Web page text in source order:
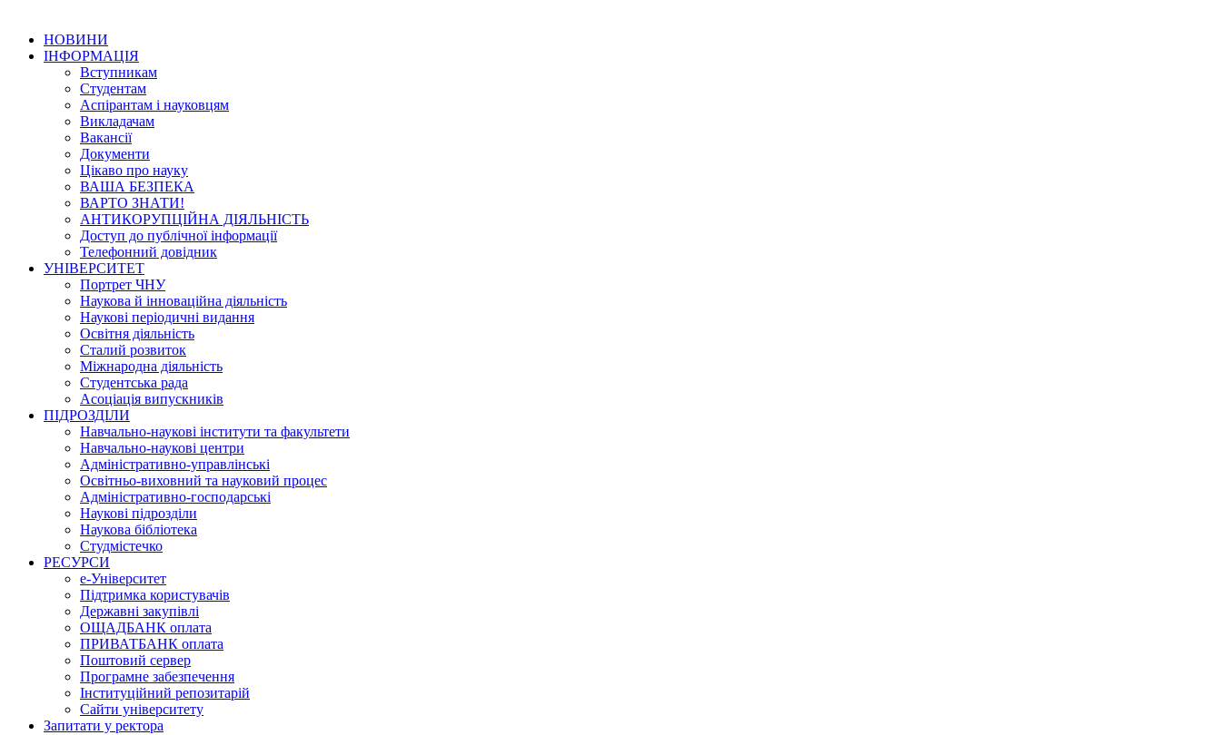
НОВИНИ
ІНФОРМАЦІЯ
Вступникам
Студентам
Аспірантам і науковцям
Викладачам
Вакансії
Документи
Цікаво про науку
ВАША БЕЗПЕКА
ВАРТО ЗНАТИ!
АНТИКОРУПЦІЙНА ДІЯЛЬНІСТЬ
Доступ до публічної інформації
Телефонний довідник
УНІВЕРСИТЕТ
Портрет ЧНУ
Наукова й інноваційна діяльність
Наукові періодичні видання
Освітня діяльність
Сталий розвиток
Міжнародна діяльність
Студентська рада
Асоціація випускників
ПІДРОЗДІЛИ
Навчально-наукові інститути та факультети
Навчально-наукові центри
Адміністративно-управлінські
Освітньо-виховний та науковий процес
Адміністративно-господарські
Наукові підрозділи
Наукова бібліотека
Студмістечко
РЕСУРСИ
е-Університет
Підтримка користувачів
Державні закупівлі
ОЩАДБАНК оплата
ПРИВАТБАНК оплата
Поштовий сервер
Програмне забезпечення
Інституційний репозитарій
Сайти університету
Запитати у ректора